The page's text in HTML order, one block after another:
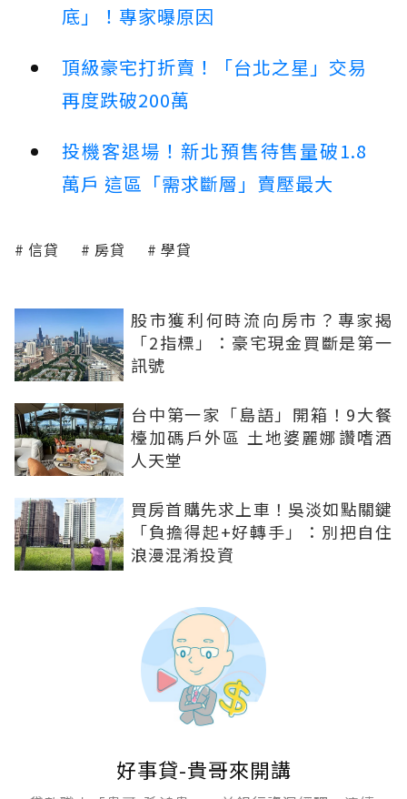
底」！專家曝原因
頂級豪宅打折賣！「台北之星」交易
再度跌破200萬
投機客退場！新北預售待售量破1.8
萬戶 這區「需求斷層」賣壓最大
信貸 房貸 學貸
股市獲利何時流向房市？專家揭
「2指標」：豪宅現金買斷是第一
訊號
台中第一家「島語」開箱！9大餐
檯加碼戶外區 土地婆麗娜讚嗜酒
人天堂
買房首購先求上車！吳淡如點關鍵
「負擔得起+好轉手」：別把自住
浪漫混淆投資
好事貸-貴哥來開講